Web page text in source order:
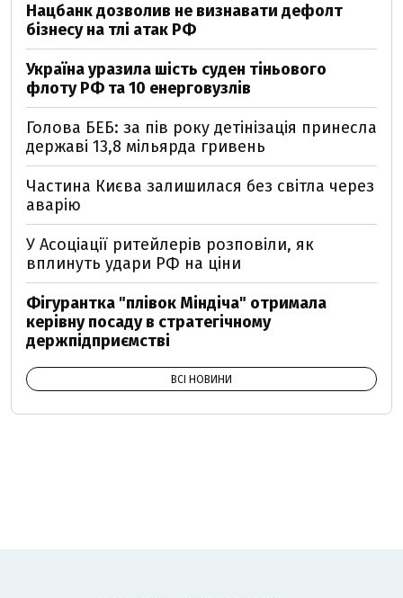
Нацбанк дозволив не визнавати дефолт
бізнесу на тлі атак РФ
Україна уразила шість суден тіньового
флоту РФ та 10 енерговузлів
Голова БЕБ: за пів року детінізація принесла
державі 13,8 мільярда гривень
Частина Києва залишилася без світла через
аварію
У Асоціації ритейлерів розповіли, як
вплинуть удари РФ на ціни
Фігурантка "плівок Міндіча" отримала
керівну посаду в стратегічному
держпідприємстві
ВСІ НОВИНИ